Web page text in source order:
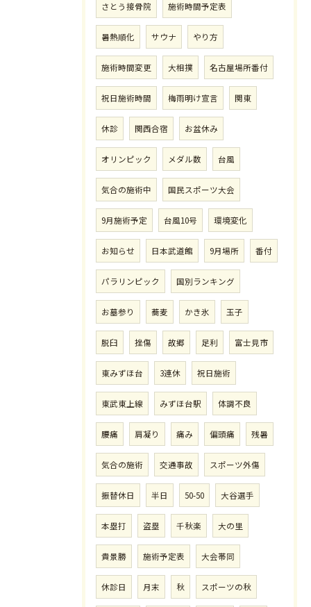
さとう接骨院 施術時間予定表
暑熱順化 サウナ やり方
施術時間変更 大相撲 名古屋場所番付
祝日施術時間 梅雨明け宣言 関東
休診 関西合宿 お盆休み
オリンピック メダル数 台風
気合の施術中 国民スポーツ大会
9月施術予定 台風10号 環境変化
お知らせ 日本武道館 9月場所 番付
パラリンピック 国別ランキング
お墓参り 蕎麦 かき氷 玉子
脱臼 挫傷 故郷 足利 富士見市
東みずほ台 3連休 祝日施術
東武東上線 みずほ台駅 体調不良
腰痛 肩凝り 痛み 偏頭痛 残暑
気合の施術 交通事故 スポーツ外傷
振替休日 半日 50-50 大谷選手
本塁打 盗塁 千秋楽 大の里
貴景勝 施術予定表 大会帯同
休診日 月末 秋 スポーツの秋